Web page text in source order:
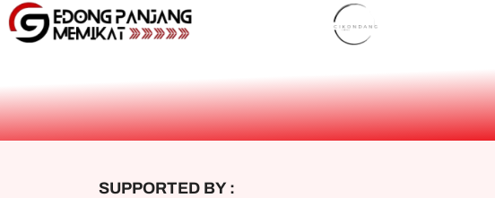
Alamat Jl
SUPPORTED BY :